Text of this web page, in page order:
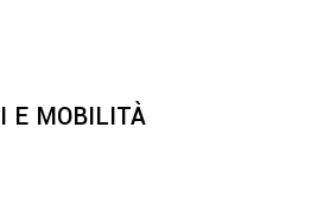
E MOBILITÀ